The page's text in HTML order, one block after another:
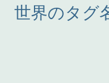
世界のタグ